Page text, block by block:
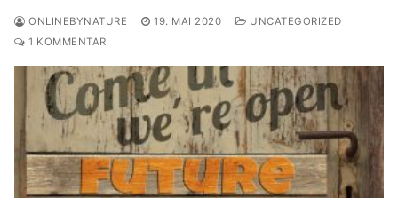
ONLINEBYNATURE 19. MAI 2020
UNCATEGORIZED
1 KOMMENTAR